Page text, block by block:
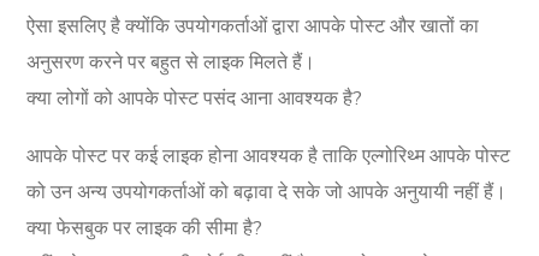
ऐसा इसलिए है क्योंकि उपयोगकर्ताओं द्वारा आपके पोस्ट और खातों का
अनुसरण करने पर बहुत से लाइक मिलते हैं।
क्या लोगों को आपके पोस्ट पसंद आना आवश्यक है?
आपके पोस्ट पर कई लाइक होना आवश्यक है ताकि एल्गोरिथ्म आपके पोस्ट
को उन अन्य उपयोगकर्ताओं को बढ़ावा दे सके जो आपके अनुयायी नहीं हैं।
क्या फेसबुक पर लाइक की सीमा है?